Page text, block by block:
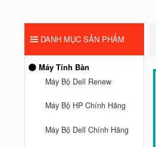
DANH MỤC SẢN PHẨM
Máy Tính Bàn
Máy Bộ Dell Renew
Máy Bộ HP Chính Hãng
Máy Bộ Dell Chính Hãng